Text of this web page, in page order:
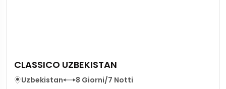
CLASSICO UZBEKISTAN
Uzbekistan 8 Giorni/7 Notti